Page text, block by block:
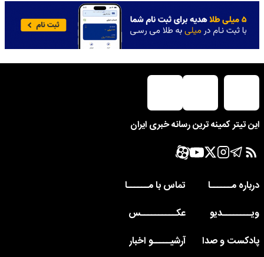
این تیتر کمینه ترین رسانه خبری ایران
درباره مــــــا
تماس با مــــــا
ویــــــــدیو
عکــــــــــس
پادکست و صدا
آرشیـــــو اخبار